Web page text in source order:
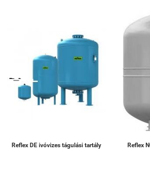
Reflex DE ivóvizes tágulási tartály Reflex